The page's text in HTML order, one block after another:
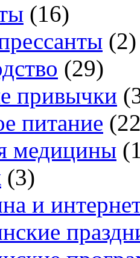
(16)
(2)
(29)
привычки
питание
медицины
(3)
и